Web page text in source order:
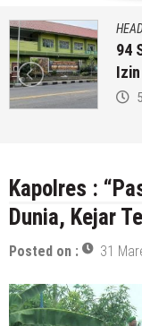
94
Kapolres :
Dunia, Kejar
Posted on : 31